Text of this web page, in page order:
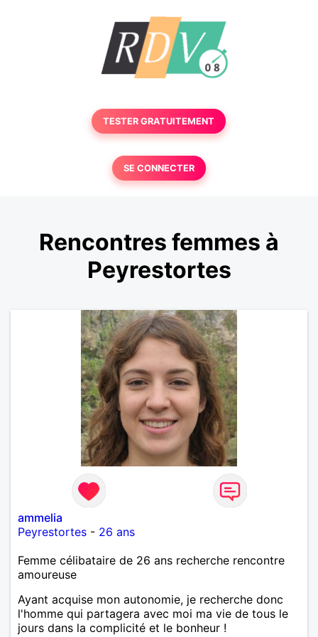
TESTER GRATUITEMENT
SE CONNECTER
Rencontres femmes à
Peyrestortes
ammelia
Peyrestortes - 26 ans
Femme célibataire de 26 ans recherche rencontre
amoureuse
Ayant acquise mon autonomie, je recherche donc
l'homme qui partagera avec moi ma vie de tous le
jours dans la complicité et le bonheur !